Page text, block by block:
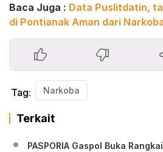
Baca Juga : Data Puslitdatin,
di Pontianak Aman dari
Tag: Narkoba
Terkait
PASPORIA Gaspol Buka